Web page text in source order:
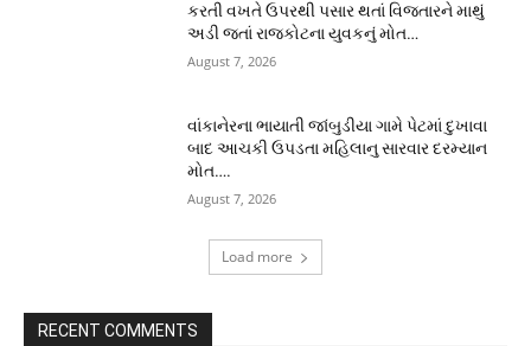
કરતી વખતે ઉપરથી પસાર થતાં વિજતારને માથું
અડી જતાં રાજકોટના યુવકનું મોત…
August 7, 2026
વાંકાનેરના ભાયાતી જાંબુડીયા ગામે પેટમાં દુખાવા
બાદ આચકી ઉપડતા મહિલાનુ સારવાર દરમ્યાન
મોત….
August 7, 2026
Load more
RECENT COMMENTS